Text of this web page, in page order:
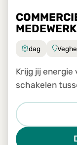
dag
Krijg jij energie
schakelen